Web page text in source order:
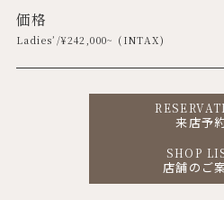
価格
Ladies’/¥242,000~ (INTAX)
来店予
SHOP
店舗のご